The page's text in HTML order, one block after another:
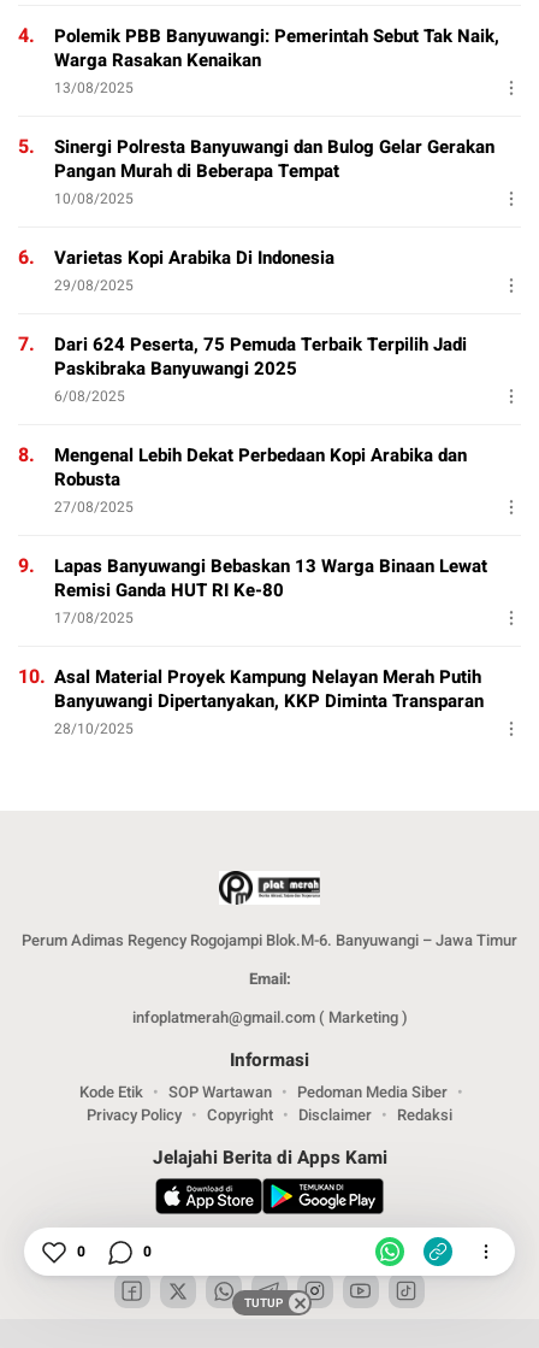
4.
Polemik PBB Banyuwangi: Pemerintah Sebut Tak Naik,
Warga Rasakan Kenaikan
13/08/2025
5.
Sinergi Polresta Banyuwangi dan Bulog Gelar Gerakan
Pangan Murah di Beberapa Tempat
10/08/2025
6. Varietas Kopi Arabika Di Indonesia
29/08/2025
7.
Dari 624 Peserta, 75 Pemuda Terbaik Terpilih Jadi
Paskibraka Banyuwangi 2025
6/08/2025
8.
Mengenal Lebih Dekat Perbedaan Kopi Arabika dan
Robusta
27/08/2025
9.
Lapas Banyuwangi Bebaskan 13 Warga Binaan Lewat
Remisi Ganda HUT RI Ke-80
17/08/2025
10. Asal Material Proyek Kampung Nelayan Merah Putih
Banyuwangi Dipertanyakan, KKP Diminta Transparan
28/10/2025
Perum Adimas Regency Rogojampi Blok.M-6. Banyuwangi – Jawa Timur
Email:
infoplatmerah@gmail.com ( Marketing )
Informasi
Kode Etik SOP Wartawan
Pedoman Media Siber
Privacy Policy
Copyright Disclaimer Redaksi
Jelajahi Berita di Apps Kami
0 0
TUTUP